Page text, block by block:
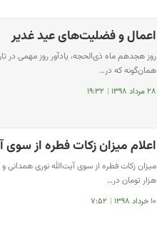
اعمال و فضلیت‌های عید غدیر
روز هجدهم ماه ذی‌الحجه، یادآور روز مهمی در
همان‌گونه که در…
۲۸ مرداد ۱۳۹۸ | ۱۹:۳۲
اعلام میزان زکات فطره از
هزار تومان در…
۱۰ خرداد ۱۳۹۸ | ۷:۵۲